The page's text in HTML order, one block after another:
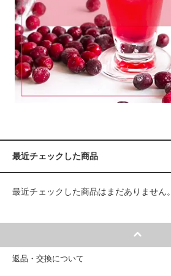
最近チェックした商品
最近チェックした商品はまだありません。
返品・交換について